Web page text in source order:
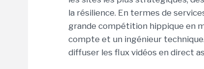
la résilience. En termes de
grande compétition hippique en
compte et un ingénieur
diffuser les flux vidéos en direct